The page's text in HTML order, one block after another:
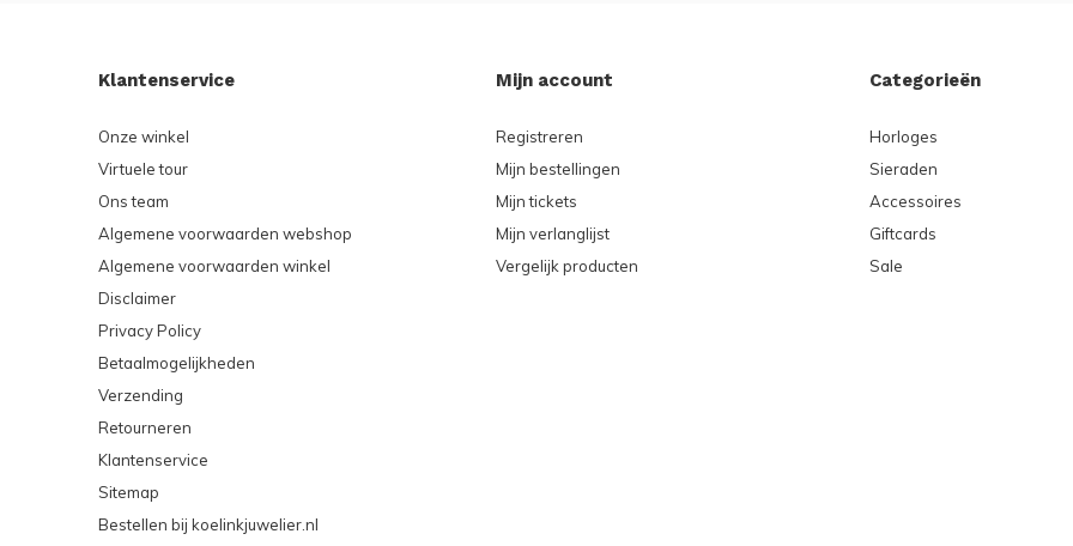
Klantenservice
Onze winkel
Virtuele tour
Ons team
Algemene voorwaarden webshop
Algemene voorwaarden winkel
Disclaimer
Privacy Policy
Betaalmogelijkheden
Verzending
Retourneren
Klantenservice
Sitemap
Bestellen bij koelinkjuwelier.nl
Mijn account
Registreren
Mijn bestellingen
Mijn tickets
Mijn verlanglijst
Vergelijk producten
Categorieën
Horloges
Sieraden
Accessoires
Giftcards
Sale